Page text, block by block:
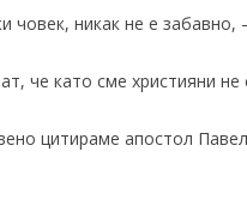
човек, никак не е забавно,
че като сме християни
цитираме апостол